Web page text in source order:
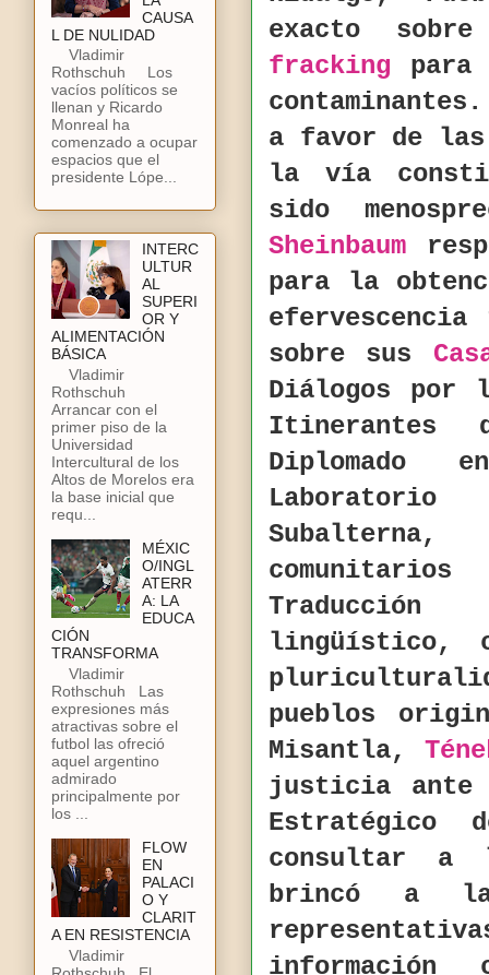
exacto
fracking para
a favor de
la vía
sido
Sheinbaum
para la
sobre sus
Diálogos por
Itinerantes
Diplomado
Subalterna,
lingüístico,
pueblos
Misantla,
justicia ante
Estratégico
consultar a
brincó a
información
CAUSA
L DE NULIDAD
Vladimir
Rothschuh Los
vacíos políticos se
llenan y Ricardo
Monreal ha
comenzado a ocupar
espacios que el
presidente Lópe...
INTERC
ULTUR
AL
SUPERI
OR Y
ALIMENTACIÓN
BÁSICA
Vladimir
Rothschuh
Arrancar con el
primer piso de la
Universidad
Intercultural de los
Altos de Morelos era
la base inicial que
requ...
MÉXIC
O/INGL
ATERR
A: LA
EDUCA
CIÓN
TRANSFORMA
Vladimir
Rothschuh Las
expresiones más
atractivas sobre el
futbol las ofreció
aquel argentino
admirado
principalmente por
los ...
FLOW
EN
PALACI
O Y
CLARIT
A EN RESISTENCIA
Vladimir